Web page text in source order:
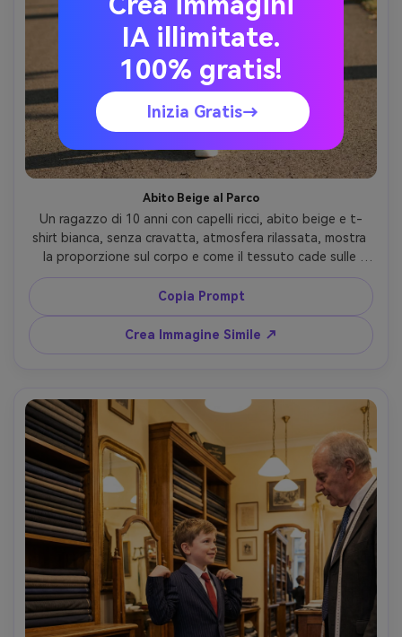
Abito Beige al Parco
Un ragazzo di 10 anni con capelli ricci, abito beige e t-
shirt bianca, senza cravatta, atmosfera rilassata, mostra
la proporzione sul corpo e come il tessuto cade sulle
ginocchia; ambientazione: vialetto del parco, sole del
tardo pomeriggio, Fuji GFX 50S 63mm, ritratto a figura
intera, color grading pulito, ombre realistiche, capo
drappeggiato naturalmente sulla sua figura --ar 4:5
Copia Prompt
Crea Immagine Simile ↗
IA illimitate.
100% gratis!
Inizia Gratis→